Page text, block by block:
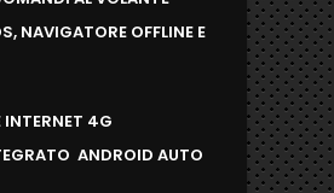
NAVIGATORE OFFLINE E
INTERNET 4G
ANDROID AUTO